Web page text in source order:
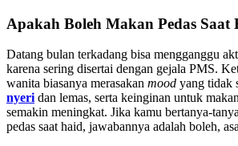
Apakah Boleh Makan Pedas Saat
Datang bulan terkadang bisa mengganggu
karena sering disertai dengan gejala PMS.
wanita biasanya merasakan mood yang tidak
nyeridan lemas, serta keinginan untuk
semakin meningkat. Jika kamu bertanya-
pedas saat haid, jawabannya adalah boleh,